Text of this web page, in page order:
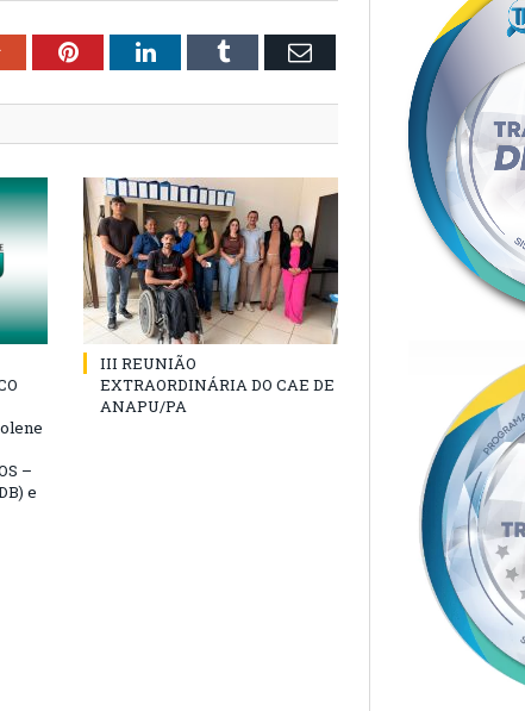
Google+PinterestLinkedInTumblr Email
–
e
III REUNIÃO
EXTRAORDINÁRIA DO CAE DE
ANAPU/PA